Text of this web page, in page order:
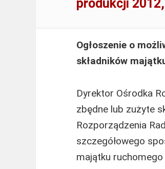
produkcji
Ogłoszenie o
składników
Dyrektor Ośrodka
zbędne lub zużyte
Rozporządzenia
szczegółowego
majątku